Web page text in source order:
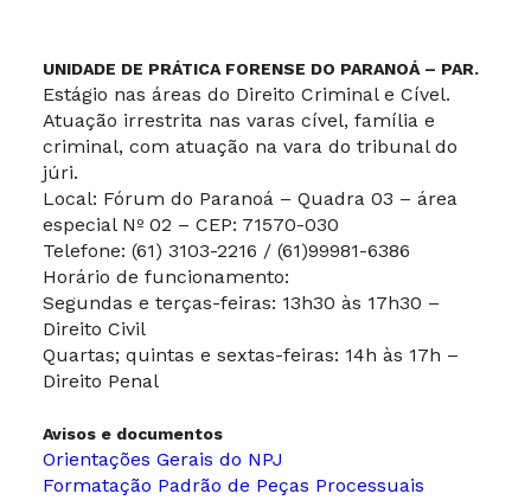
UNIDADE DE PRÁTICA FORENSE DO PARANOÁ – PAR.
Estágio nas áreas do Direito Criminal e Cível.
Atuação irrestrita nas varas cível, família e
criminal, com atuação na vara do tribunal do
júri.
Local: Fórum do Paranoá – Quadra 03 – área
especial Nº 02 – CEP: 71570-030
Telefone: (61) 3103-2216 / (61)99981-6386
Horário de funcionamento:
Segundas e terças-feiras: 13h30 às 17h30 –
Direito Civil
Quartas; quintas e sextas-feiras: 14h às 17h –
Direito Penal
Avisos e documentos
Orientações Gerais do NPJ
Formatação Padrão de Peças Processuais